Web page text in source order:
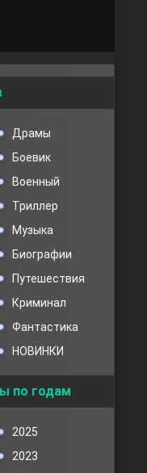
Драмы
Боевик
Военный
Триллер
Музыка
Биографии
Путешествия
Криминал
Фантастика
НОВИНКИ
по годам
2025
2023